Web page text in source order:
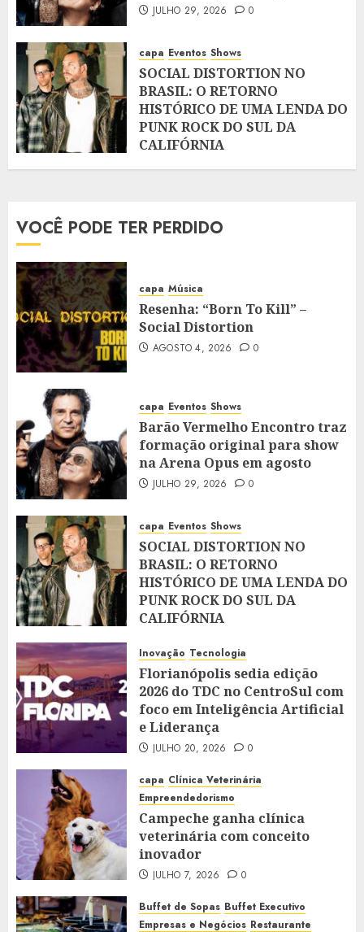
JULHO 29, 2026 0
capa Eventos Shows
SOCIAL DISTORTION NO
BRASIL: O RETORNO
HISTÓRICO DE UMA LENDA DO
PUNK ROCK DO SUL DA
CALIFÓRNIA
JULHO 28, 2026 0
VOCÊ PODE TER PERDIDO
capa Música
Resenha: “Born To Kill” –
Social Distortion
AGOSTO 4, 2026 0
capa Eventos Shows
Barão Vermelho Encontro traz
formação original para show
na Arena Opus em agosto
JULHO 29, 2026 0
capa Eventos Shows
SOCIAL DISTORTION NO
BRASIL: O RETORNO
HISTÓRICO DE UMA LENDA DO
PUNK ROCK DO SUL DA
CALIFÓRNIA
Inovação Tecnologia
Florianópolis sedia edição
2026 do TDC no CentroSul com
foco em Inteligência Artificial
e Liderança
JULHO 20, 2026 0
capa Clínica Veterinária
Empreendedorismo
Campeche ganha clínica
veterinária com conceito
inovador
JULHO 7, 2026 0
Buffet de Sopas Buffet Executivo
Empresas e Negócios Restaurante